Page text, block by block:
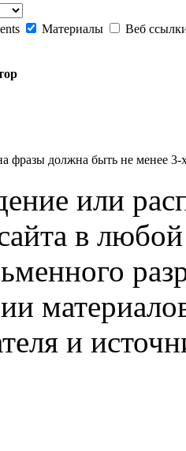
Материалы
Веб
фразы должна быть не менее 3-
или
в
и